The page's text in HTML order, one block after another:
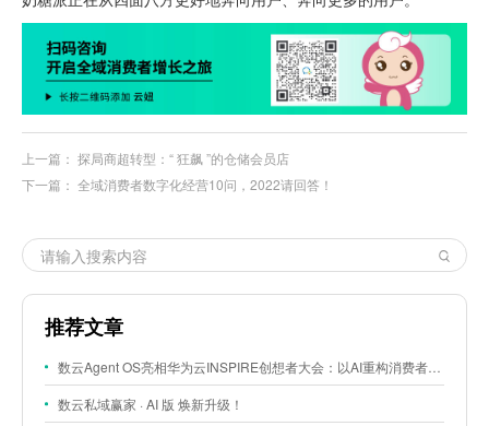
上一篇： 探局商超转型：“ 狂飙 ”的仓储会员店
下一篇： 全域消费者数字化经营10问，2022请回答！
推荐文章
数云Agent OS亮相华为云INSPIRE创想者大会：以AI重构消费者运营与零售营销新范式
数云私域赢家 · AI 版 焕新升级！